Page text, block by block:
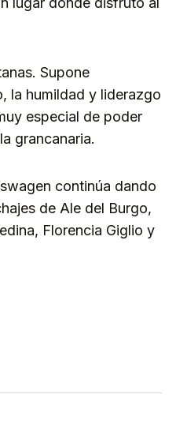
Supone
la humildad y liderazgo
especial de poder
grancanaria.
continúa dando
de Ale del Burgo,
Florencia Giglio y